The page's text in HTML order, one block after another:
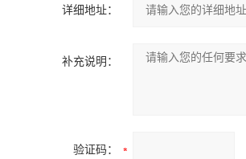
详细地址：
补充说明：
验证码：